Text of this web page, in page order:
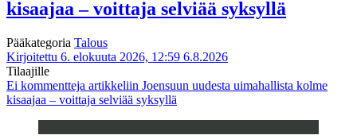
kisaajaa – voittaja selviää syksyllä
Pääkategoria Talous
Kirjoitettu 6. elokuuta 2026, 12:59 6.8.2026
Tilaajille
Ei kommentteja artikkeliin Joensuun uudesta uimahallista kolme
kisaajaa – voittaja selviää syksyllä